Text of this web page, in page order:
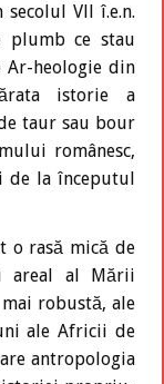
Vll î.e.n.
plumb ce stau
Ar-heologie din
istorie a
taur sau bour
românesc,
de la începutul
o rasă mică de
areal al Mării
robustă, ale
ale Africii de
antropologia